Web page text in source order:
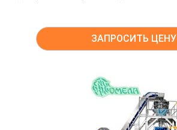
ЗАПРОСИТЬ ЦЕНУ